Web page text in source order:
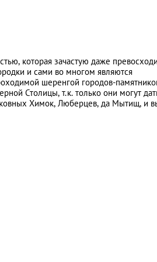
которая зачастую даже
и сами во многом являются
шеренгой городов-
Столицы, т.к. только они могут
Химок, Люберцев, да Мытищ, и